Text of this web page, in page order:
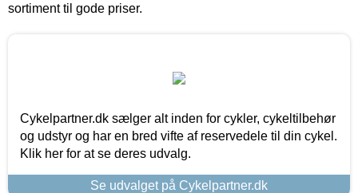
sortiment til gode priser.
Cykelpartner.dk sælger alt inden for cykler, cykeltilbehør
og udstyr og har en bred vifte af reservedele til din cykel.
Klik her for at se deres udvalg.
Se udvalget på Cykelpartner.dk